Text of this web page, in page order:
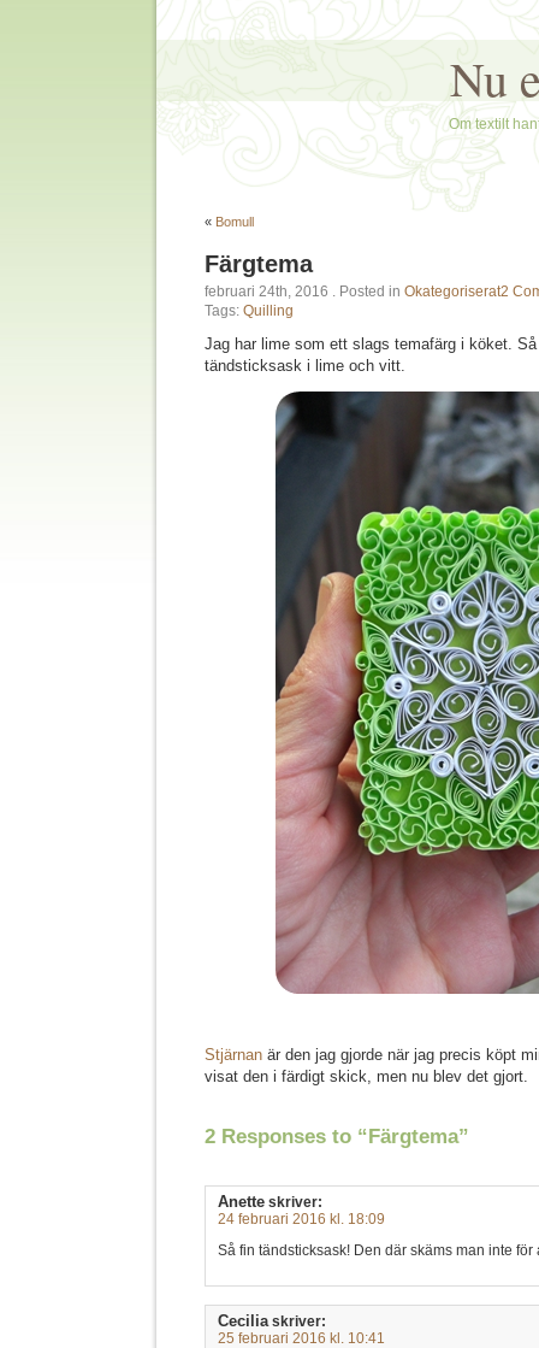
Nu
Om textilt
« Bomull
Färgtema
februari 24th, 2016 . Posted in Okategoriserat2
Tags: Quilling
Jag har lime som ett slags temafärg i köket.
tändsticksask i lime och vitt.
Stjärnan är den jag gjorde när jag precis köpt
visat den i färdigt skick, men nu blev det gjort.
2 Responses to “Färgtema”
Anette skriver:
24 februari 2016 kl. 18:09
Så fin tändsticksask! Den där skäms man inte för
Cecilia skriver:
25 februari 2016 kl. 10:41